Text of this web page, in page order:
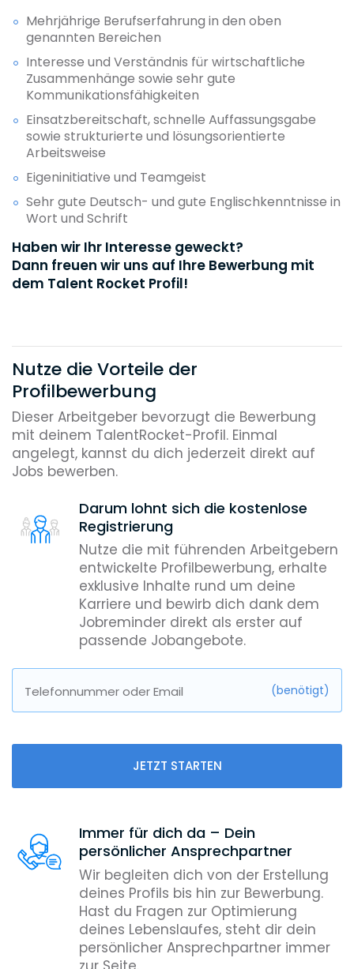
Mehrjährige Berufserfahrung in den oben
genannten Bereichen
Interesse und Verständnis für wirtschaftliche
Zusammenhänge sowie sehr gute
Kommunikationsfähigkeiten
Einsatzbereitschaft, schnelle Auffassungsgabe
sowie strukturierte und lösungsorientierte
Arbeitsweise
Eigeninitiative und Teamgeist
Sehr gute Deutsch- und gute Englischkenntnisse in
Wort und Schrift
Haben wir Ihr Interesse geweckt?
Dann freuen wir uns auf Ihre Bewerbung mit
dem Talent Rocket Profil!
Nutze die Vorteile der
Profilbewerbung
Dieser Arbeitgeber bevorzugt die Bewerbung
mit deinem TalentRocket-Profil. Einmal
angelegt, kannst du dich jederzeit direkt auf
Jobs bewerben.
Darum lohnt sich die kostenlose
Registrierung
Nutze die mit führenden Arbeitgebern
entwickelte Profilbewerbung, erhalte
exklusive Inhalte rund um deine
Karriere und bewirb dich dank dem
Jobreminder direkt als erster auf
passende Jobangebote.
Telefonnummer oder Email (benötigt)
JETZT STARTEN
Immer für dich da – Dein
persönlicher Ansprechpartner
Wir begleiten dich von der Erstellung
deines Profils bis hin zur Bewerbung.
Hast du Fragen zur Optimierung
deines Lebenslaufes, steht dir dein
persönlicher Ansprechpartner immer